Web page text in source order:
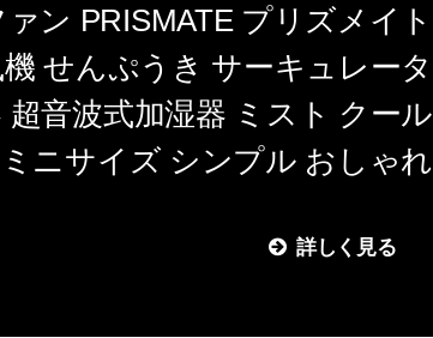
ン PRISMATE プリズメイト
せんぷうき サーキュレータ
超音波式加湿器 ミスト クール
ニサイズ シンプル おしゃれ
詳しく見る